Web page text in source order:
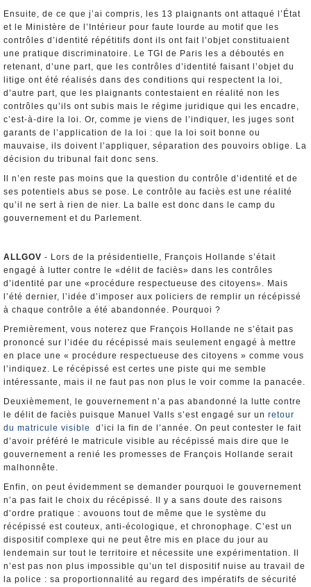
Ensuite, de ce que j’ai compris, les 13 plaignants ont attaqué l’État
et le Ministère de l’Intérieur pour faute lourde au motif que les
contrôles d’identité répétitifs dont ils ont fait l’objet constituaient
une pratique discriminatoire. Le TGI de Paris les a déboutés en
retenant, d’une part, que les contrôles d’identité faisant l’objet du
litige ont été réalisés dans des conditions qui respectent la loi,
d’autre part, que les plaignants contestaient en réalité non les
contrôles qu’ils ont subis mais le régime juridique qui les encadre,
c’est-à-dire la loi. Or, comme je viens de l’indiquer, les juges sont
garants de l’application de la loi : que la loi soit bonne ou
mauvaise, ils doivent l’appliquer, séparation des pouvoirs oblige. La
décision du tribunal fait donc sens.
Il n’en reste pas moins que la question du contrôle d’identité et de
ses potentiels abus se pose. Le contrôle au faciès est une réalité
qu’il ne sert à rien de nier. La balle est donc dans le camp du
gouvernement et du Parlement.
ALLGOV - Lors de la présidentielle, François Hollande s’était
engagé à lutter contre le «délit de faciès» dans les contrôles
d’identité par une «procédure respectueuse des citoyens». Mais
l’été dernier, l’idée d’imposer aux policiers de remplir un récépissé
à chaque contrôle a été abandonnée. Pourquoi ?
Premièrement, vous noterez que François Hollande ne s’était pas
prononcé sur l’idée du récépissé mais seulement engagé à mettre
en place une « procédure respectueuse des citoyens » comme vous
l’indiquez. Le récépissé est certes une piste qui me semble
intéressante, mais il ne faut pas non plus le voir comme la panacée.
Deuxièmement, le gouvernement n’a pas abandonné la lutte contre
le délit de faciès puisque Manuel Valls s’est engagé sur un retour
du matricule visible
d’ici la fin de l’année. On peut contester le fait
d’avoir préféré le matricule visible au récépissé mais dire que le
gouvernement a renié les promesses de François Hollande serait
malhonnête.
Enfin, on peut évidemment se demander pourquoi le gouvernement
n’a pas fait le choix du récépissé. Il y a sans doute des raisons
d’ordre pratique : avouons tout de même que le système du
récépissé est couteux, anti-écologique, et chronophage. C’est un
dispositif complexe qui ne peut être mis en place du jour au
lendemain sur tout le territoire et nécessite une expérimentation. Il
n’est pas non plus impossible qu’un tel dispositif nuise au travail de
la police : sa proportionnalité au regard des impératifs de sécurité